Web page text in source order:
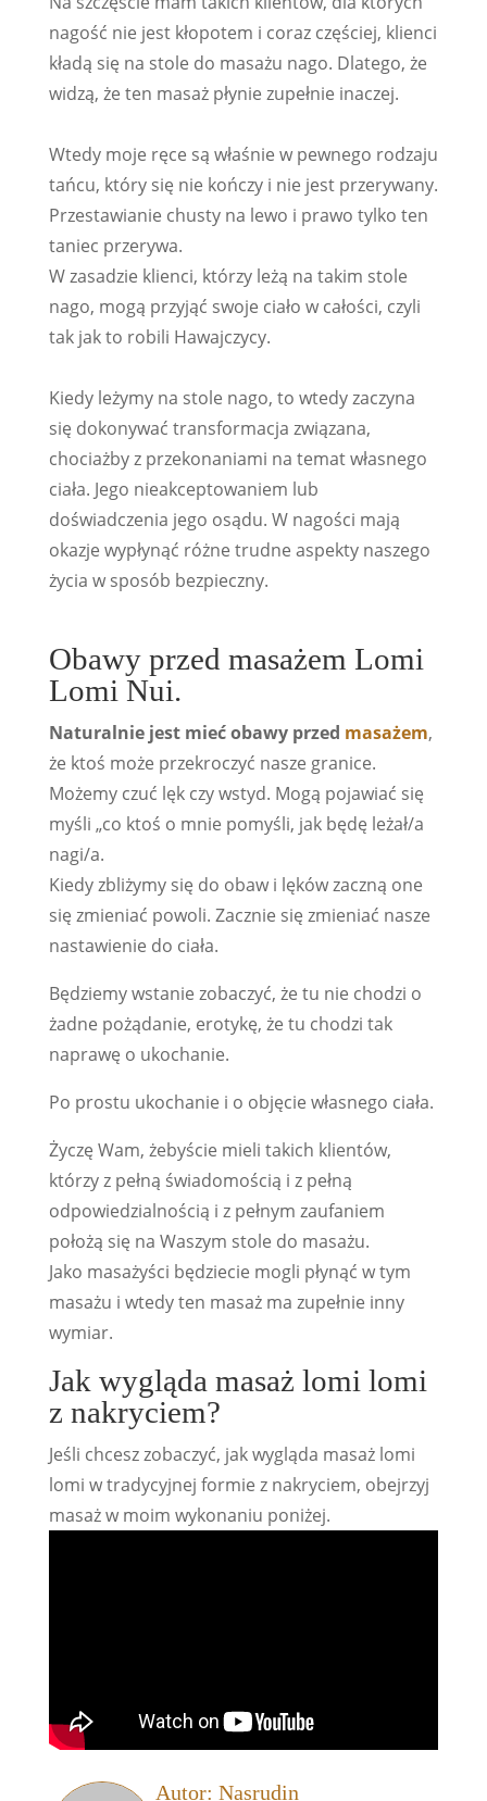
nagość nie jest kłopotem i coraz częściej, klienci
kładą się na stole do masażu nago. Dlatego, że
widzą, że ten masaż płynie zupełnie inaczej.
Wtedy moje ręce są właśnie w pewnego rodzaju
tańcu, który się nie kończy i nie jest przerywany.
Przestawianie chusty na lewo i prawo tylko ten
taniec przerywa.
W zasadzie klienci, którzy leżą na takim stole
nago, mogą przyjąć swoje ciało w całości, czyli
tak jak to robili Hawajczycy.
Kiedy leżymy na stole nago, to wtedy zaczyna
się dokonywać transformacja związana,
chociażby z przekonaniami na temat własnego
ciała. Jego nieakceptowaniem lub
doświadczenia jego osądu. W nagości mają
okazje wypłynąć różne trudne aspekty naszego
życia w sposób bezpieczny.
Obawy przed masażem Lomi
Lomi Nui.
Naturalnie jest mieć obawy przed masażem,
że ktoś może przekroczyć nasze granice.
Możemy czuć lęk czy wstyd. Mogą pojawiać się
myśli „co ktoś o mnie pomyśli, jak będę leżał/a
nagi/a.
Kiedy zbliżymy się do obaw i lęków zaczną one
się zmieniać powoli. Zacznie się zmieniać nasze
nastawienie do ciała.
Będziemy wstanie zobaczyć, że tu nie chodzi o
żadne pożądanie, erotykę, że tu chodzi tak
naprawę o ukochanie.
Po prostu ukochanie i o objęcie własnego ciała.
Życzę Wam, żebyście mieli takich klientów,
którzy z pełną świadomością i z pełną
odpowiedzialnością i z pełnym zaufaniem
położą się na Waszym stole do masażu.
Jako masażyści będziecie mogli płynąć w tym
masażu i wtedy ten masaż ma zupełnie inny
wymiar.
Jak wygląda masaż lomi lomi
z nakryciem?
Jeśli chcesz zobaczyć, jak wygląda masaż lomi
lomi w tradycyjnej formie z nakryciem, obejrzyj
masaż w moim wykonaniu poniżej.
Autor: Nasrudin